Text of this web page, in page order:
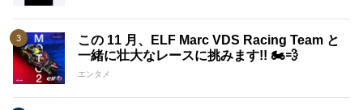
この 11 月、ELF Marc VDS Racing Team と
一緒に壮大なレースに挑みます!! 🏍️💨
エンタメ